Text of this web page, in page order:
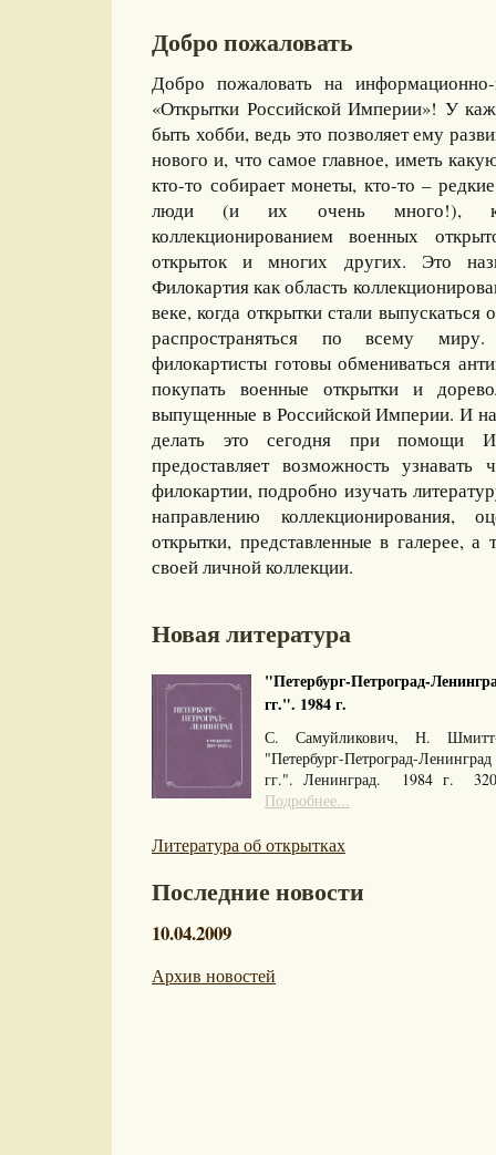
Добро пожаловать
Добро пожаловать на информационно-
«Открытки Российской Империи»! У
быть хобби, ведь это позволяет ему
нового и, что самое главное, иметь
кто-то собирает монеты, кто-то –
люди (и их очень много!),
коллекционированием военных
открыток и многих других. Это
Филокартия как область
веке, когда открытки стали
распространяться по всему
филокартисты готовы обмениваться
покупать военные открытки и
выпущенные в Российской Империи. И
делать это сегодня при помощи
предоставляет возможность
филокартии, подробно изучать
направлению коллекционирования,
открытки, представленные в галерее, а
своей личной коллекции.
Новая литература
"Петербург-Петроград-
гг.". 1984 г.
С. Самуйликович, Н.
"Петербург-Петроград-
гг.". Ленинград. 1984 г.
Подробнее...
Литература об открытках
Последние новости
10.04.2009
Архив новостей